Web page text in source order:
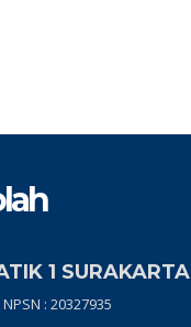
1 SURAKARTA
NPSN : 20327935